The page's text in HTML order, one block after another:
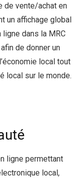
de vente/achat en
un affichage global
dans la MRC
de donner un
local tout
local sur le monde.
ligne permettant
local,